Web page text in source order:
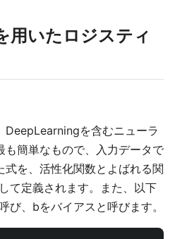
用いたロジスティ
DeepLearningを含むニューラ
も簡単なもので、入力データで
式を、活性化関数とよばれる関
て定義されます。また、以下
び、bをバイアスと呼びます。